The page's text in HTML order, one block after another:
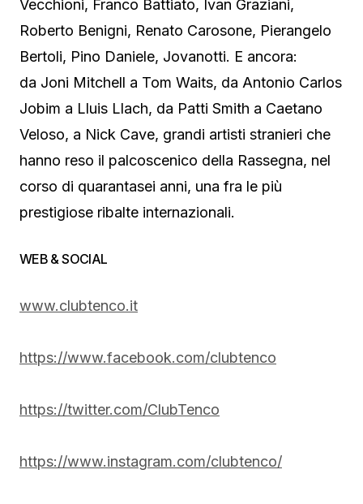
Vecchioni, Franco Battiato, Ivan Graziani,
Roberto Benigni, Renato Carosone, Pierangelo
Bertoli, Pino Daniele, Jovanotti. E ancora:
da Joni Mitchell a Tom Waits, da Antonio Carlos
Jobim a Lluis Llach, da Patti Smith a Caetano
Veloso, a Nick Cave, grandi artisti stranieri che
hanno reso il palcoscenico della Rassegna, nel
corso di quarantasei anni, una fra le più
prestigiose ribalte internazionali.
WEB & SOCIAL
www.clubtenco.it
https://www.facebook.com/clubtenco
https://twitter.com/ClubTenco
https://www.instagram.com/clubtenco/